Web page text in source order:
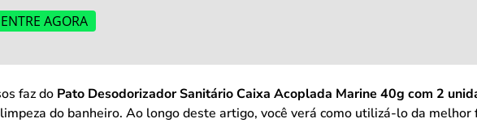
ENTRE AGORA
faz do Pato Desodorizador Sanitário Caixa Acoplada Marine 40g com 2
do banheiro. Ao longo deste artigo, você verá como utilizá-lo da melhor